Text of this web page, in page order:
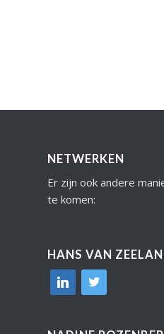
NETWERKEN
Er zijn ook andere
te komen:
HANS VAN
linkedin
twitter